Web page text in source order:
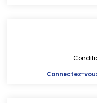
Connectez-